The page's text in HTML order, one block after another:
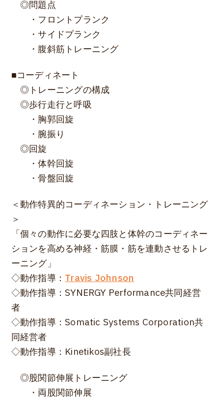
◎問題点
・フロントプランク
・サイドプランク
・腹斜筋トレーニング
■コーディネート
◎トレーニングの構成
◎歩行走行と呼吸
・胸郭回旋
・腕振り
◎回旋
・体幹回旋
・骨盤回旋
＜動作特異的コーディネーション・トレーニング
＞
「個々の動作に必要な四肢と体幹のコーディネー
ションを高める神経・筋膜・筋を連動させるトレ
ーニング」
◇動作指導：Travis Johnson
◇動作指導：SYNERGY Performance共同経営
者
◇動作指導：Somatic Systems Corporation共
同経営者
◇動作指導：Kinetikos副社長
◎股関節伸展トレーニング
・両股関節伸展